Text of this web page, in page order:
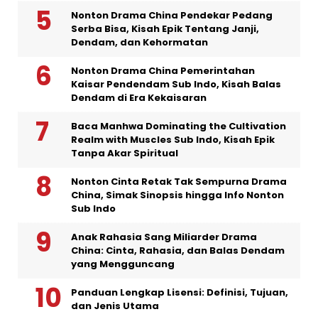
Nonton Drama China Pendekar Pedang
Serba Bisa, Kisah Epik Tentang Janji,
Dendam, dan Kehormatan
Nonton Drama China Pemerintahan
Kaisar Pendendam Sub Indo, Kisah Balas
Dendam di Era Kekaisaran
Baca Manhwa Dominating the Cultivation
Realm with Muscles Sub Indo, Kisah Epik
Tanpa Akar Spiritual
Nonton Cinta Retak Tak Sempurna Drama
China, Simak Sinopsis hingga Info Nonton
Sub Indo
Anak Rahasia Sang Miliarder Drama
China: Cinta, Rahasia, dan Balas Dendam
yang Mengguncang
Panduan Lengkap Lisensi: Definisi, Tujuan,
dan Jenis Utama